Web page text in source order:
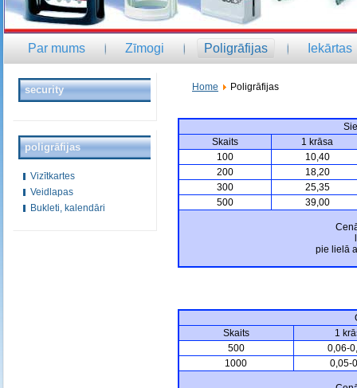
Par mums Zīmogi Poligrāfijas Iekārtas
security
poligrāfijas
Vizītkartes
Veidlapas
Bukleti, kalendāri
Home Poligrāfijas
Skaits
1 krāsa
100
10,40
200
18,20
300
25,35
500
39,00
pie lielā
Skaits
1
500
0,06-
1000
0,05-